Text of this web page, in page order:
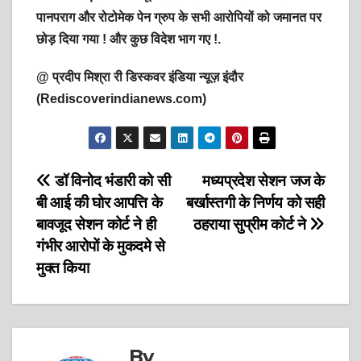
पानपराग और रोटोमेक पेन ग्रुप के सभी आरोपियों को जमानत पर
छोड़ दिया गया ! और कुछ विदेश भाग गए !.
@ प्रदीप मिश्रा री डिस्कवर इंडिया न्यूज़ इंदौर
(Rediscoverindianews.com)
Post
navigation
मध्यप्रदेश सेशन जज के
बर्खास्तगी के निर्णय को सही
ठहराया सुप्रीम कोर्ट ने
डॉ विनोद भंडारी को सी
बी आई की घोर आपत्ति के
बावजूद सेशन कोर्ट ने ही
गंभीर आरोपों के मुकदमे से
मुक्त किया